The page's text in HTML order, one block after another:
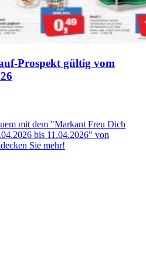
Prospekt gültig vom
mit dem "Markant Freu Dich
bis 11.04.2026" von
Sie mehr!